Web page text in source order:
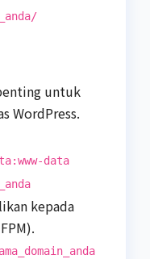
untuk
WordPress.
data
kepada